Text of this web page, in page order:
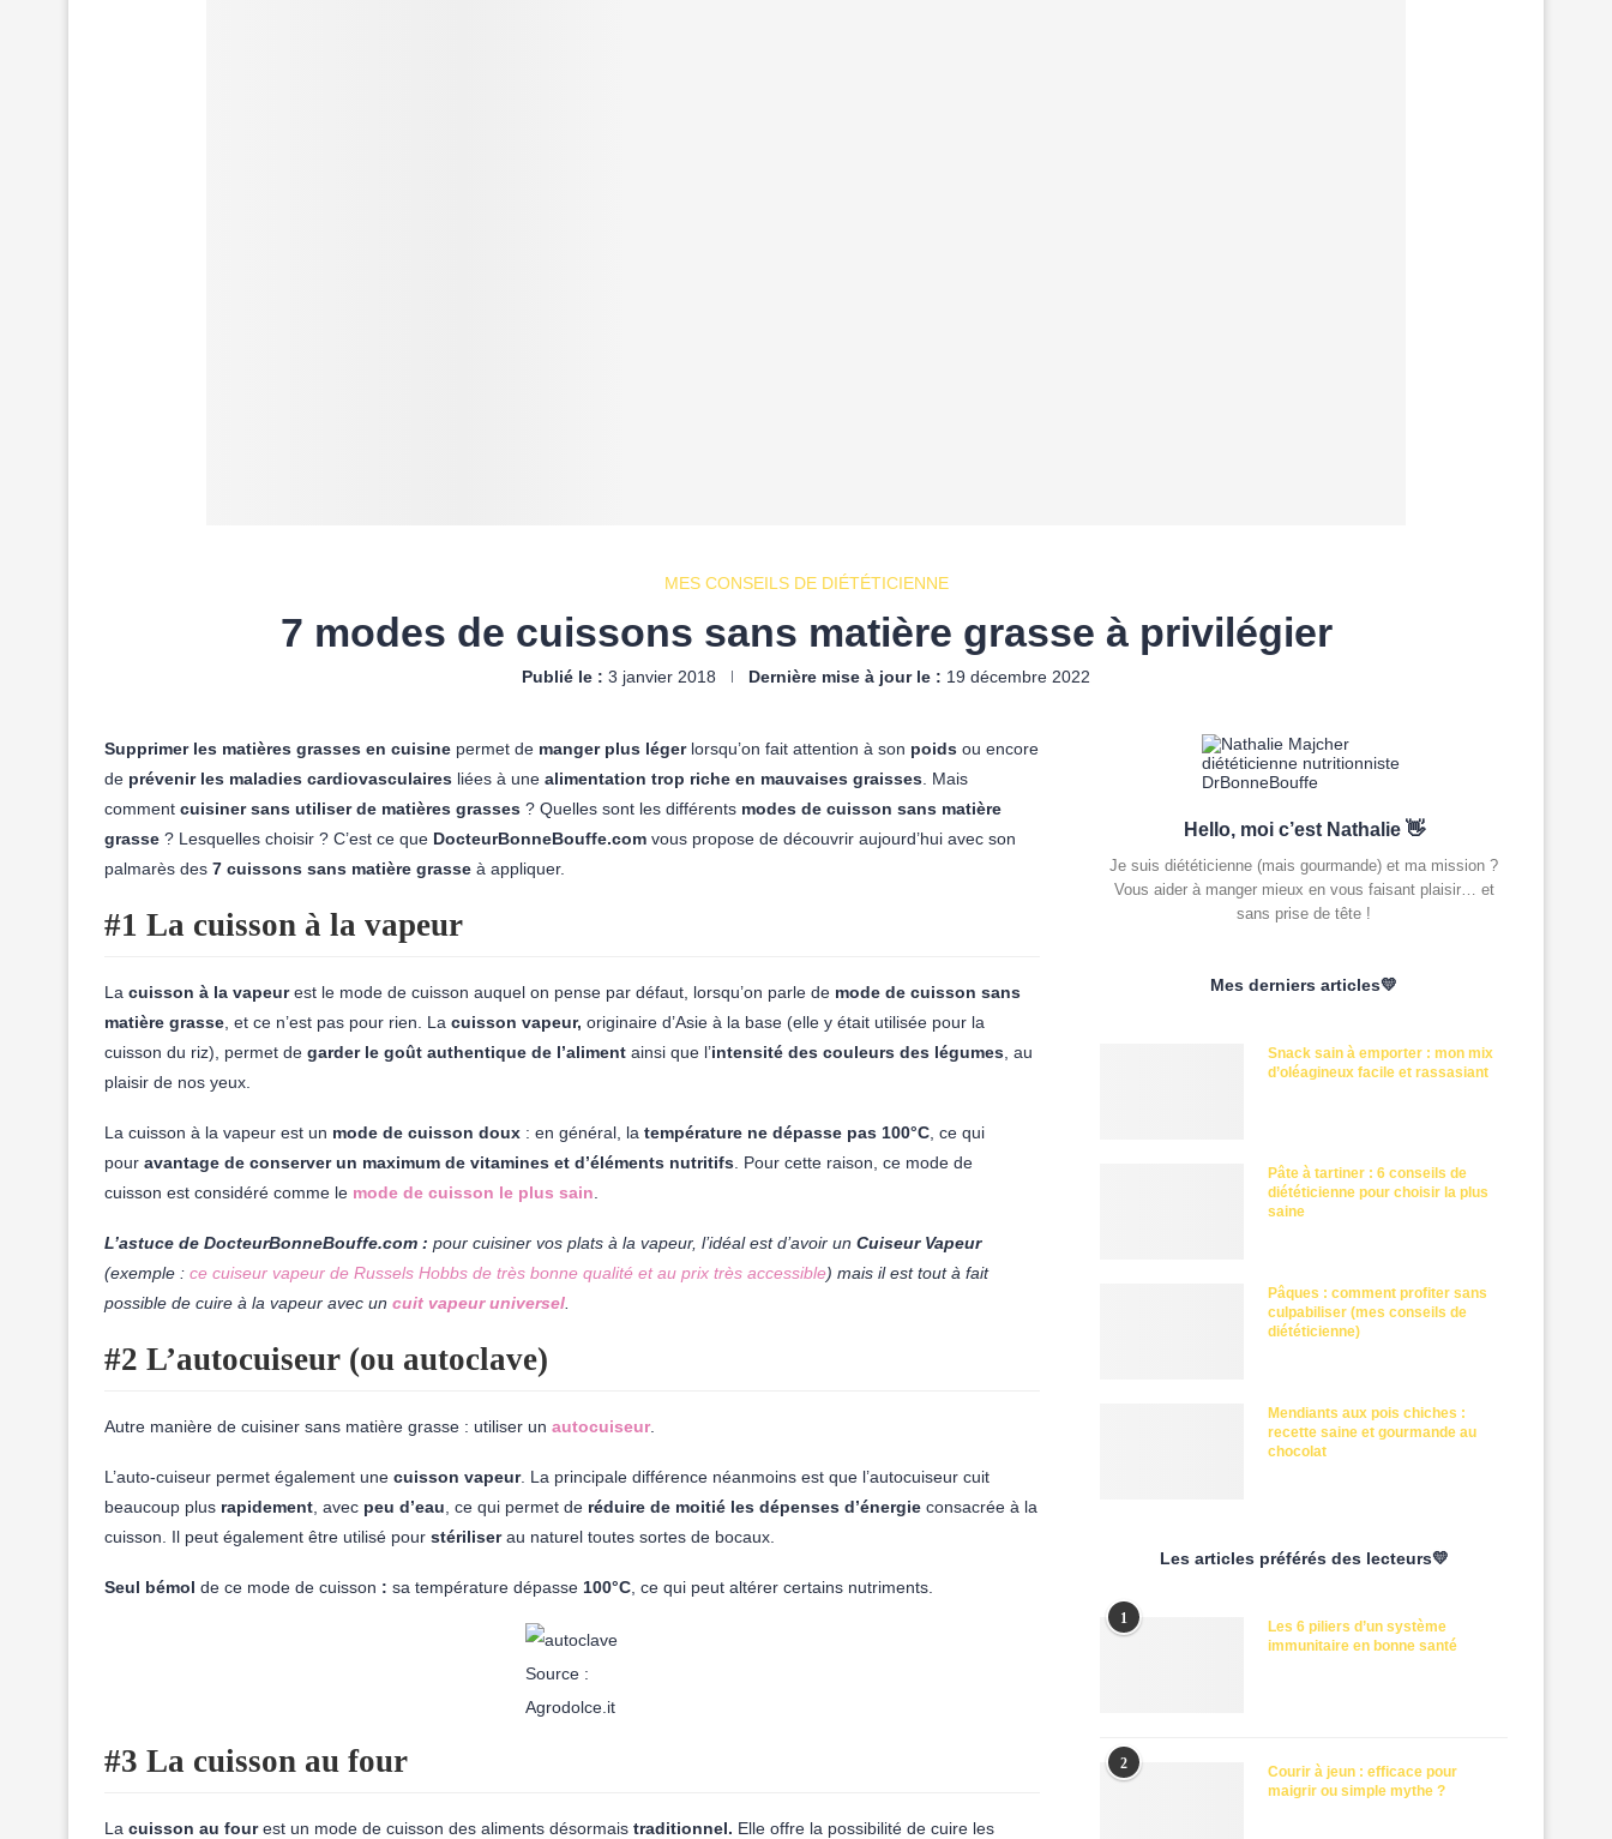
MES CONSEILS DE DIÉTÉTICIENNE
7 modes de cuissons sans matière grasse à privilégier
Publié le : 3 janvier 2018 Dernière mise à jour le : 19 décembre 2022
Supprimer les matières grasses en cuisine permet de manger plus légerlorsqu’on fait attention à son poids ou encore
de prévenir les maladies cardiovasculaires liées à une alimentation trop riche en mauvaises graisses . Mais
comment cuisiner sans utiliser de matières grasses ? Quelles sont les différents modes de cuisson sans matière
grasse ? Lesquelles choisir ? C’est ce que DocteurBonneBouffe.com vous propose de découvrir aujourd’hui avec son
palmarès des 7 cuissons sans matière grasse à appliquer.
#1 La cuisson à la vapeur
La cuisson à la vapeurest le mode de cuisson auquel on pense par défaut, lorsqu’on parle de mode de cuisson sans
matière grasse , et ce n’est pas pour rien. La cuisson vapeur, originaire d’Asie à la base (elle y était utilisée pour la
cuisson du riz), permet de garder le goût authentique de l’aliment ainsi que l’intensité des couleurs des légumes , au
plaisir de nos yeux.
La cuisson à la vapeur est un mode de cuisson doux : en général, la température ne dépasse pas 100°C , ce qui
pour avantage de conserver un maximum de vitamines et d’éléments nutritifs . Pour cette raison, ce mode de
cuisson est considéré comme le mode de cuisson le plus sain
L’astuce de DocteurBonneBouffe.com : pour cuisiner vos plats à la vapeur, l’idéal est d’avoir un Cuiseur Vapeur
(exemple : ce cuiseur vapeur de Russels Hobbs de très bonne qualité et au prix très accessible) mais il est tout à fait
possible de cuire à la vapeur avec un cuit vapeur universel
#2 L’autocuiseur (ou autoclave)
Autre manière de cuisiner sans matière grasse : utiliser un autocuiseur.
L’auto-cuiseur permet également une cuisson vapeur. La principale différence néanmoins est que l’autocuiseur cuit
beaucoup plus rapidement , avec peu d’eau , ce qui permet de réduire de moitié les dépenses d’énergie consacrée à la
cuisson. Il peut également être utilisé pour stériliserau naturel toutes sortes de bocaux.
Seul bémol de ce mode de cuisson : sa température dépasse 100°C , ce qui peut altérer certains nutriments.
Source :
Agrodolce.it
#3 La cuisson au four
La cuisson au fourest un mode de cuisson des aliments désormais traditionnel. Elle offre la possibilité de cuire les
Hello, moi c’est Nathalie 👋
Je suis diététicienne (mais gourmande) et ma mission ?
Vous aider à manger mieux en vous faisant plaisir… et
sans prise de tête !
Mes derniers articles💛
Snack sain à emporter : mon mix
d’oléagineux facile et rassasiant
Pâte à tartiner : 6 conseils de
diététicienne pour choisir la plus
saine
Pâques : comment profiter sans
culpabiliser (mes conseils de
diététicienne)
Mendiants aux pois chiches :
recette saine et gourmande au
chocolat
Les articles préférés des lecteurs💛
1
Les 6 piliers d’un système
immunitaire en bonne santé
2
Courir à jeun : efficace pour
maigrir ou simple mythe ?